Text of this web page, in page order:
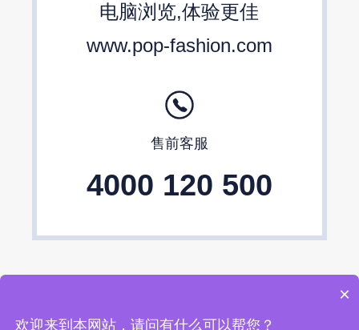
电脑浏览,体验更佳
www.pop-fashion.com
售前客服
4000 120 500
上海逸尚云联信息技术股份有限公司 © 2004-2026
×
欢迎来到本网站，请问有什么可以帮您？